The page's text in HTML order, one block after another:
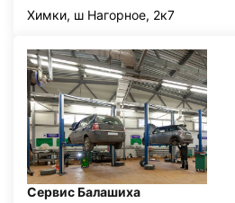
Химки, ш Нагорное, 2к7
Сервис Балашиха